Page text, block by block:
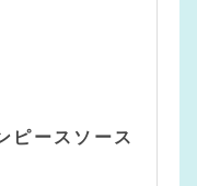
ピースソース